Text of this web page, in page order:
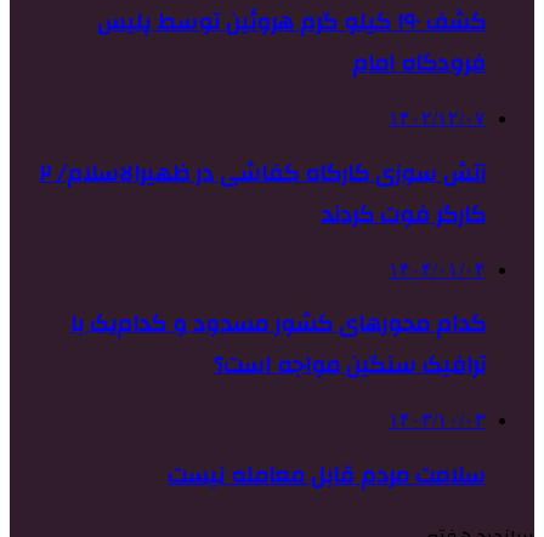
کشف ۱۹۰ کیلو گرم هروئین توسط پلیس
فرودگاه امام
۱۴۰۲/۱۲/۰۷
آتش سوزی کارگاه کفاشی در ظهیرالاسلام/ ۲
کارگر فوت کردند
۱۴۰۴/۰۱/۰۴
کدام محورهای کشور مسدود و کدام‌یک با
ترافیک سنگین مواجه است؟
۱۴۰۳/۱۰/۰۳
سلامت مردم قابل معامله نیست